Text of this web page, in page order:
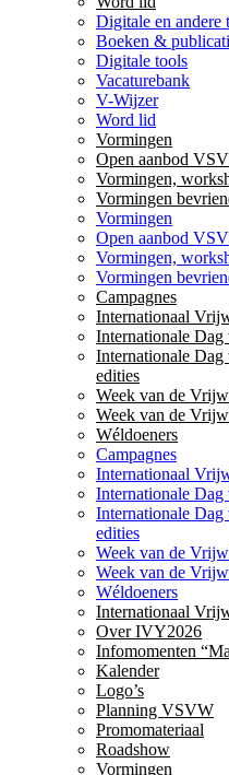
Digitale en andere
Boeken &
Digitale tools
Vacaturebank
V-Wijzer
Word lid
Vormingen
Open aanbod
Vormingen,
Vormingen
Vormingen
Open aanbod
Vormingen,
Vormingen
Campagnes
Internationaal
Internationale
Internationale
edities
Week van de
Week van de
Wéldoeners
Campagnes
Internationaal
Internationale
Internationale
edities
Week van de
Week van de
Wéldoeners
Internationaal
Over IVY2026
Infomomenten
Kalender
Logo’s
Planning VSVW
Promomateriaal
Roadshow
Vormingen